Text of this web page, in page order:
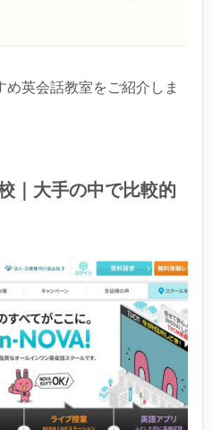
英会話教室をご紹介しま
｜大手の中で比較的